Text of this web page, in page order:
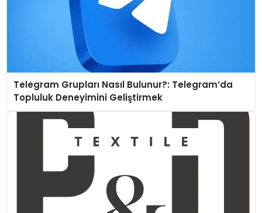
Telegram Grupları Nasıl Bulunur?: Telegram’da
Topluluk Deneyimini Geliştirmek